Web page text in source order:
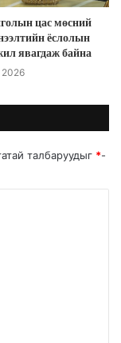
цас мөсний
ёслолын
явагдаж байна
2026
талбаруудыг *-